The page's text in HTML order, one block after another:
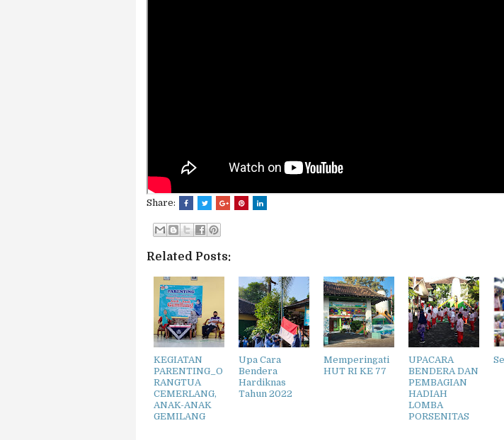
Share:
Related Posts:
KEGIATAN
PARENTING_O
RANGTUA
CEMERLANG,
ANAK-ANAK
GEMILANG
Upa Cara
Bendera
Hardiknas
Tahun 2022
Memperingati
HUT RI KE 77
UPACARA
BENDERA DAN
PEMBAGIAN
HADIAH
LOMBA
PORSENITAS